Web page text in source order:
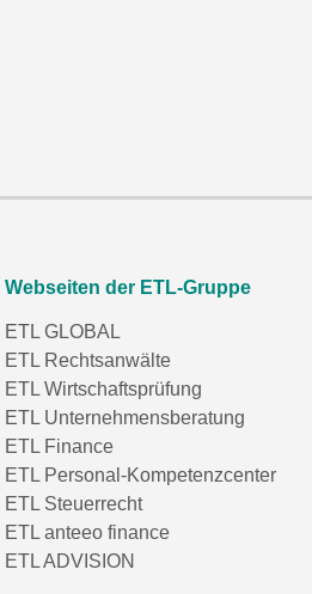
Webseiten der ETL-Gruppe
ETL GLOBAL
ETL Rechtsanwälte
ETL Wirtschaftsprüfung
ETL Unternehmensberatung
ETL Finance
ETL Personal-Kompetenzcenter
ETL Steuerrecht
ETL anteeo finance
ETL ADVISION